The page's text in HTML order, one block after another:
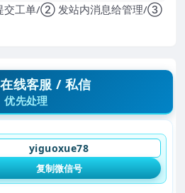
交工单/② 发站内消息给管理/③
线客服 / 私信
优先处理
yiguoxue78
复制微信号